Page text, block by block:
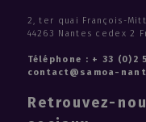
2, ter quai François-
44263 Nantes cedex 2
Téléphone : + 33 (0)2
contact@samoa-
Retrouvez-